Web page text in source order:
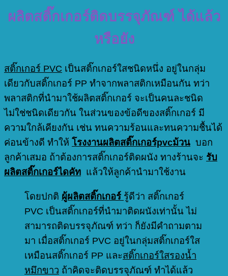
ผลิตสติ๊กเกอร์ติดบรรจุภัณฑ์ ได้แล้ว
หรือยัง
สติ๊กเกอร์ PVC เป็นสติ๊กเกอร์ใสชนิดหนึ่ง อยู่ในกลุ่ม
เดียวกับสติ๊กเกอร์ PP ทำจากพลาสติกเหมือนกัน ทว่า
พลาสติกที่นำมาใช้ผลิตสติ๊กเกอร์ จะเป็นคนละชนิด
ไม่ใช่ชนิดเดียวกัน ในส่วนของข้อดีของสติ๊กเกอร์ มี
ความใกล้เคียงกัน เช่น ทนความร้อนและทนความชื้นได้
ค่อนข้างดี ทำให้ โรงงานผลิตสติ๊กเกอร์pvcม้วน บอก
ลูกค้าเสมอ ถ้าต้องการสติ๊กเกอร์ติดผนัง ทางร้านจะ รับ
ผลิตสติ๊กเกอร์ไดคัท แล้วให้ลูกค้านำมาใช้งาน
โดยปกติ ผู้ผลิตสติ๊กเกอร์ รู้ดีว่า สติ๊กเกอร์
PVC เป็นสติ๊กเกอร์ที่นำมาติดผนังเท่านั้น ไม่
สามารถติดบรรจุภัณฑ์ ทว่า ก็ยังมีคำถามตาม
มา เมื่อสติ๊กเกอร์ PVC อยู่ในกลุ่มสติ๊กเกอร์ใส
เหมือนสติ๊กเกอร์ PP และสติ๊กเกอร์ใสรองน้ำ
หมึกขาว ถ้าคิดจะติดบรรจุภัณฑ์ ทำได้แล้ว